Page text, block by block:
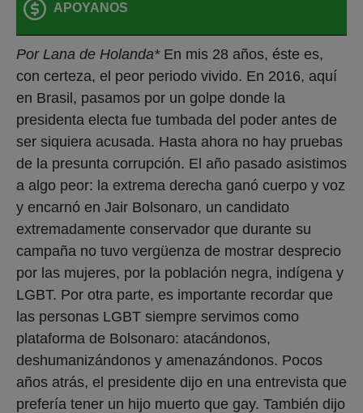
APOYANOS
Por Lana de Holanda*En mis 28 años, éste es,
con certeza, el peor periodo vivido. En 2016, aquí
en Brasil, pasamos por un golpe donde la
presidenta electa fue tumbada del poder antes de
ser siquiera acusada. Hasta ahora no hay pruebas
de la presunta corrupción. El año pasado asistimos
a algo peor: la extrema derecha ganó cuerpo y voz
y encarnó en Jair Bolsonaro, un candidato
extremadamente conservador que durante su
campaña no tuvo vergüenza de mostrar desprecio
por las mujeres, por la población negra, indígena y
LGBT. Por otra parte, es importante recordar que
las personas LGBT siempre servimos como
plataforma de Bolsonaro: atacándonos,
deshumanizándonos y amenazándonos. Pocos
años atrás, el presidente dijo en una entrevista que
prefería tener un hijo muerto que gay. También dijo